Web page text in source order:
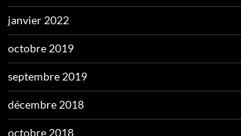
janvier 2022
octobre 2019
septembre 2019
décembre 2018
octobre 2018